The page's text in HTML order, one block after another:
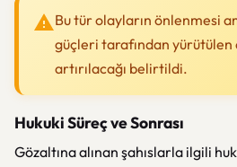
Bu tür olayların önlenmesi
güçleri tarafından yürütülen
artırılacağı belirtildi.
Hukuki Süreç ve Sonrası
Gözaltına alınan şahıslarla ilgili